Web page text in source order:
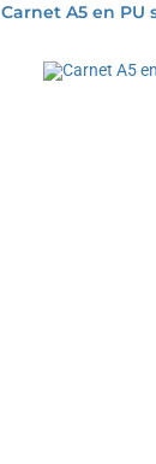
Carnet A5 en PU